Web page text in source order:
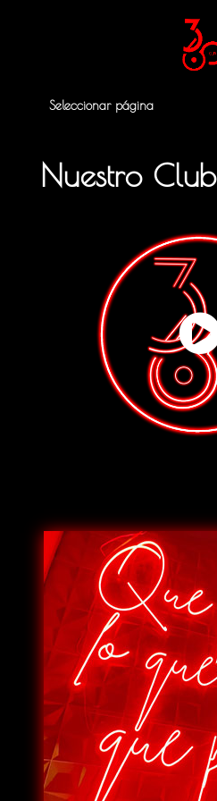
Seleccionar página
Nuestro Club